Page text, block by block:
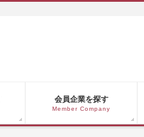
会員企業を探す
Member Company